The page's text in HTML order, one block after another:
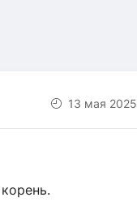
13 мая 2025